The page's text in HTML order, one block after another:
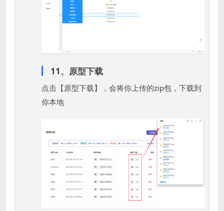
11、原型下载
点击【原型下载】，会将你上传的zip包，下载到
你本地